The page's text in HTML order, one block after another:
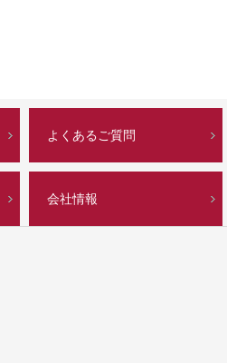
よくあるご質問
会社情報